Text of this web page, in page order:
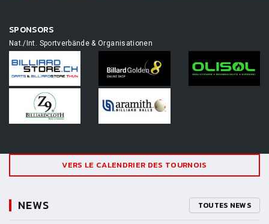
SPONSORS
Nat./Int. Sportverbände & Organisationen
VERS LE CALENDRIER DES TOURNOIS
NEWS TOUTES NEWS